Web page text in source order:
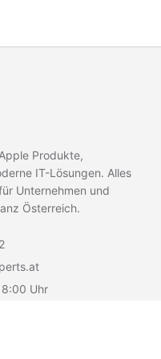
Produkte,
IT-Lösungen. Alles
Unternehmen und
Österreich.
Uhr